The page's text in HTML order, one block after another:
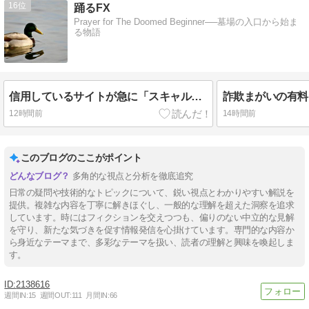
16 踊るFX
Prayer for The Doomed Beginner──墓場の入口から始ま
る物語
信用しているサイトが急に「スキャルがおすすめ」と言い出して、おいらの気持ちがひっくり返ったんじゃ｜クソザコFX
12時間前 14時間前
このブログのここがポイント
多角的な視点と分析を徹底追究
日常の疑問や技術的なトピックについて、鋭い視点とわかりやすい解説を
提供。複雑な内容を丁寧に解きほぐし、一般的な理解を超えた洞察を追求
しています。時にはフィクションを交えつつも、偏りのない中立的な見解
を守り、新たな気づきを促す情報発信を心掛けています。専門的な内容か
ら身近なテーマまで、多彩なテーマを扱い、読者の理解と興味を喚起しま
す。
2138616
週間IN:15 週間OUT:111 月間IN:66